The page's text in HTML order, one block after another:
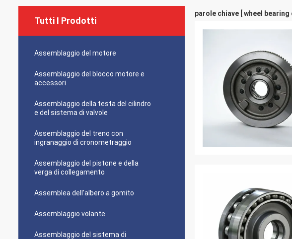
Tutti I Prodotti
Assemblaggio del motore
Assemblaggio del blocco motore e
accessori
Assemblaggio della testa del cilindro
e del sistema di valvole
Assemblaggio del treno con
ingranaggio di cronometraggio
Assemblaggio del pistone e della
verga di collegamento
Assemblea dell'albero a gomito
Assemblaggio volante
Assemblaggio del sistema di
parole chiave [ wheel